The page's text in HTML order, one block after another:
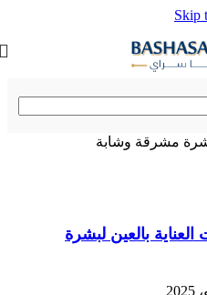
Skip
بالعين لبشرة